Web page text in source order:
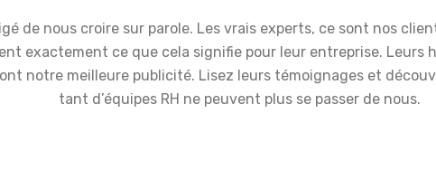
de nous croire sur parole. Les vrais experts, ce sont nos
exactement ce que cela signifie pour leur entreprise. Leurs
notre meilleure publicité. Lisez leurs témoignages et
tant d’équipes RH ne peuvent plus se passer de nous.